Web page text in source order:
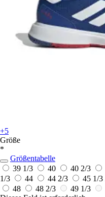
+5
Größe
*
Größentabelle
39 1/3
40 40 2/3
1/3
44 44 2/3 45 1/3
48
48 2/3 49 1/3